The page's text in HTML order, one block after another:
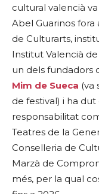
cultural valencià
Abel Guarinos fora
de Culturarts,
Institut Valencià
un dels fundadors
Mim de Sueca (va
de festival) i ha
responsabilitat
Teatres de la
Conselleria de
Marzà de
més, per la qual